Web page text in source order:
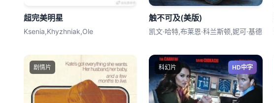
超完美明星
Ksenia,Khyzhniak,Ole
触不可及(美版)
凯文·哈特,布莱恩·科兰斯顿,妮可·基德
剧情片 科幻片 HD中字